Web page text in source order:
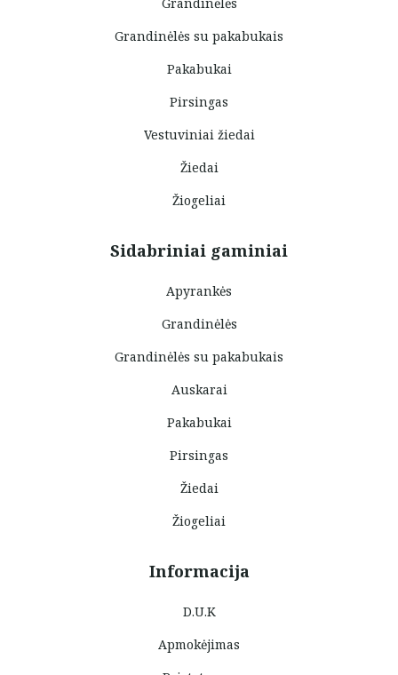
Grandinėlės su pakabukais
Pakabukai
Pirsingas
Vestuviniai žiedai
Žiedai
Žiogeliai
Sidabriniai gaminiai
Apyrankės
Grandinėlės
Grandinėlės su pakabukais
Auskarai
Pakabukai
Pirsingas
Žiedai
Žiogeliai
Informacija
D.U.K
Apmokėjimas